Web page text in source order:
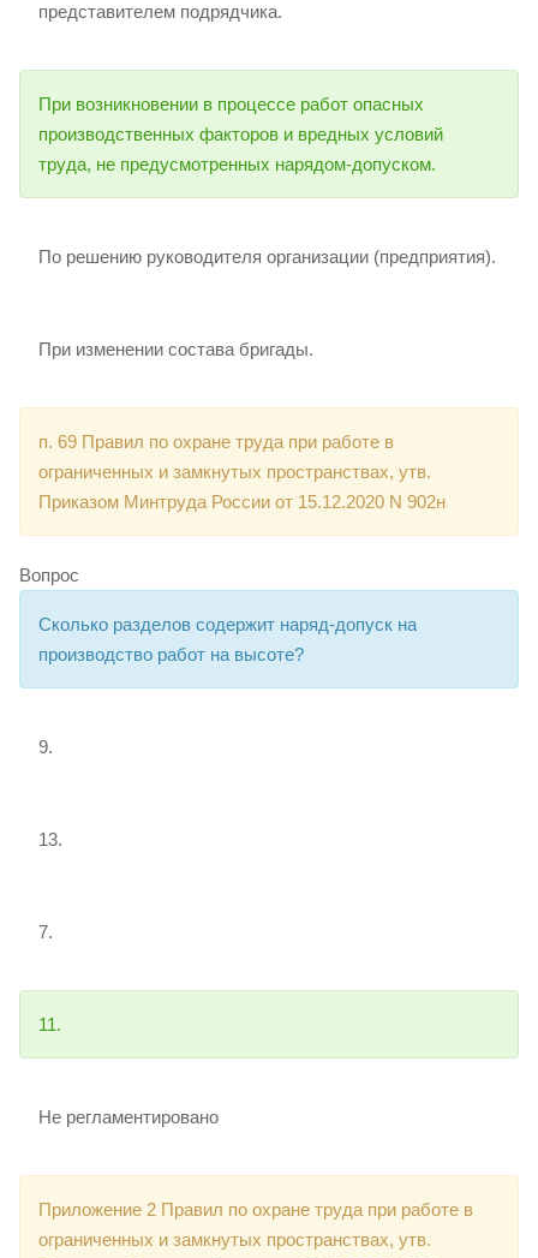
представителем подрядчика.
При возникновении в процессе работ опасных
производственных факторов и вредных условий
труда, не предусмотренных нарядом-допуском.
По решению руководителя организации (предприятия).
При изменении состава бригады.
п. 69 Правил по охране труда при работе в
ограниченных и замкнутых пространствах, утв.
Приказом Минтруда России от 15.12.2020 N 902н
Вопрос
Сколько разделов содержит наряд-допуск на
производство работ на высоте?
9.
13.
7.
11.
Не регламентировано
Приложение 2 Правил по охране труда при работе в
ограниченных и замкнутых пространствах, утв.